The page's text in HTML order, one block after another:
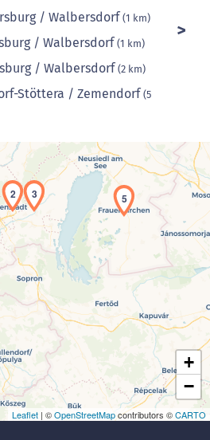
/ Walbersdorf(1 km)
/ Walbersdorf(1 km)
/ Walbersdorf(2 km)
Stöttera / Zemendorf(5
Laden der Karte...
2 3 5
+
−
Leaflet | ©OpenStreetMapcontributors ©CARTO